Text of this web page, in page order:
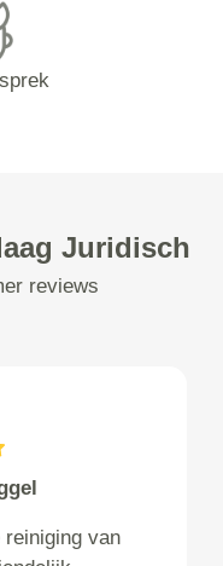
Juridisch
reviews
van